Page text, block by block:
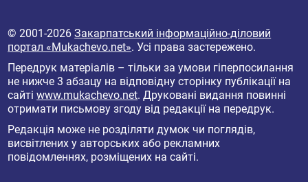
© 2001-2026Закарпатський інформаційно-діловий
портал «Mukachevo.net». Усі права застережено.
Передрук матеріалів – тільки за умови гіперпосилання
не нижче 3 абзацу на відповідну сторінку публікації на
сайтіwww.mukachevo.net. Друковані видання повинні
отримати письмову згоду від редакції на передрук.
Редакція може не розділяти думок чи поглядів,
висвітлених у авторських або рекламних
повідомленнях, розміщених на сайті.